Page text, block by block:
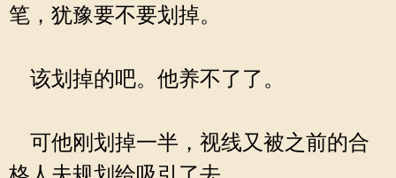
笔，犹豫要不要划掉。
该划掉的吧。他养不了了。
可他刚划掉一半，视线又被之前的合